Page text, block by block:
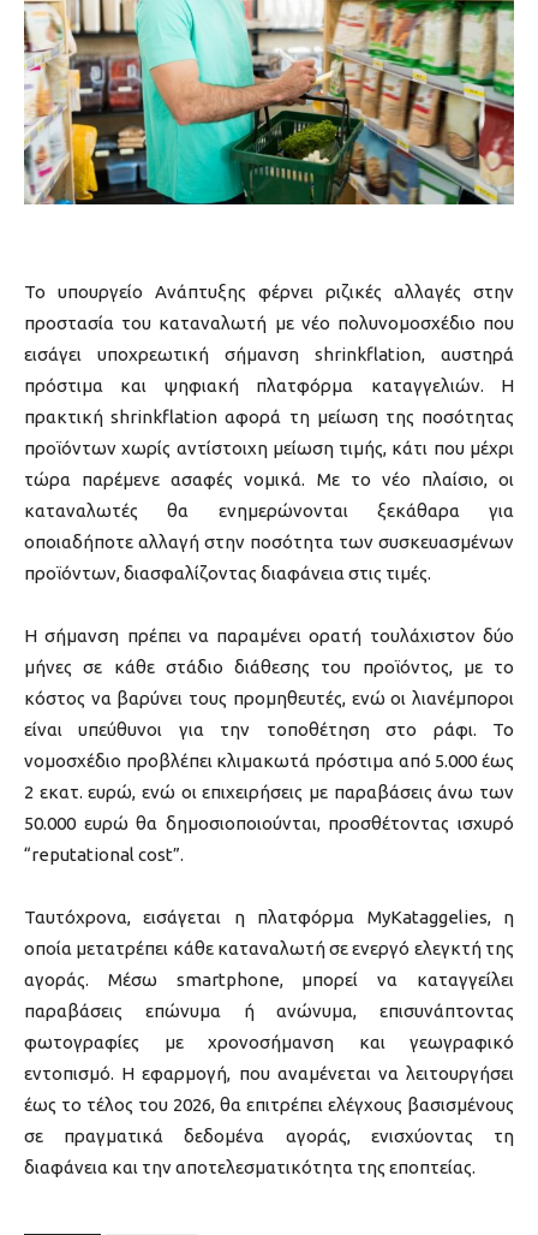
Το υπουργείο Ανάπτυξης φέρνει ριζικές αλλαγές στην
προστασία του καταναλωτή με νέο πολυνομοσχέδιο που
εισάγει υποχρεωτική σήμανση shrinkflation, αυστηρά
πρόστιμα και ψηφιακή πλατφόρμα καταγγελιών. Η
πρακτική shrinkflation αφορά τη μείωση της ποσότητας
προϊόντων χωρίς αντίστοιχη μείωση τιμής, κάτι που μέχρι
τώρα παρέμενε ασαφές νομικά. Με το νέο πλαίσιο, οι
καταναλωτές θα ενημερώνονται ξεκάθαρα για
οποιαδήποτε αλλαγή στην ποσότητα των συσκευασμένων
προϊόντων, διασφαλίζοντας διαφάνεια στις τιμές.
Η σήμανση πρέπει να παραμένει ορατή τουλάχιστον δύο
μήνες σε κάθε στάδιο διάθεσης του προϊόντος, με το
κόστος να βαρύνει τους προμηθευτές, ενώ οι λιανέμποροι
είναι υπεύθυνοι για την τοποθέτηση στο ράφι. Το
νομοσχέδιο προβλέπει κλιμακωτά πρόστιμα από 5.000 έως
2 εκατ. ευρώ, ενώ οι επιχειρήσεις με παραβάσεις άνω των
50.000 ευρώ θα δημοσιοποιούνται, προσθέτοντας ισχυρό
“reputational cost”.
Ταυτόχρονα, εισάγεται η πλατφόρμα MyKataggelies, η
οποία μετατρέπει κάθε καταναλωτή σε ενεργό ελεγκτή της
αγοράς. Μέσω smartphone, μπορεί να καταγγείλει
παραβάσεις επώνυμα ή ανώνυμα, επισυνάπτοντας
φωτογραφίες με χρονοσήμανση και γεωγραφικό
εντοπισμό. Η εφαρμογή, που αναμένεται να λειτουργήσει
έως το τέλος του 2026, θα επιτρέπει ελέγχους βασισμένους
σε πραγματικά δεδομένα αγοράς, ενισχύοντας τη
διαφάνεια και την αποτελεσματικότητα της εποπτείας.